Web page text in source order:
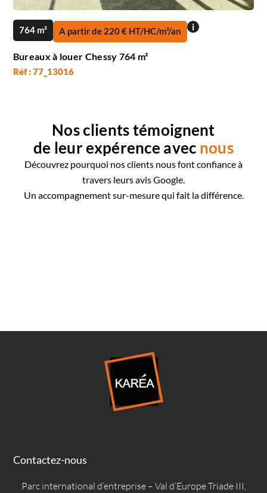
764 m² A partir de 220 € HT/HC/m²/an i
Bureaux à louer Chessy 764 m²
Réf : 77_13016
Nos clients témoignent
de leur expérence avec nous
Découvrez pourquoi nos clients nous font confiance à
travers leurs avis Google.
Un accompagnement sur-mesure qui fait la différence.
Contactez-nous
Parc international d’entreprise – Val d’Europe Triade III,